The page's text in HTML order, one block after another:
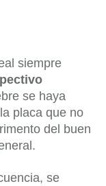
siempre
se haya
placa que no
del buen
se